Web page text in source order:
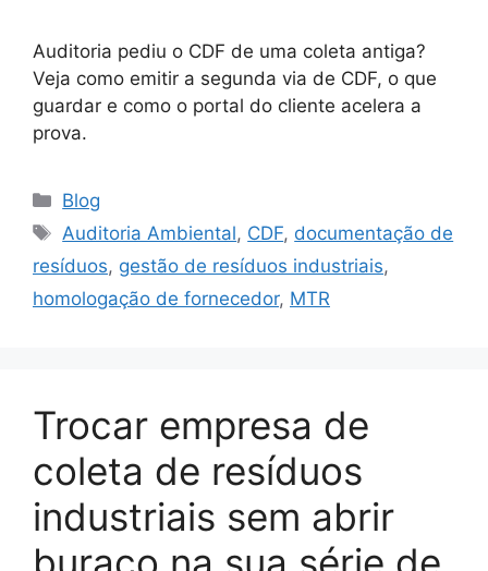
Auditoria pediu o CDF de uma coleta antiga?
Veja como emitir a segunda via de CDF, o que
guardar e como o portal do cliente acelera a
prova.
Blog
Auditoria Ambiental, CDF, documentação de
resíduos, gestão de resíduos industriais,
homologação de fornecedor, MTR
Trocar empresa de
coleta de resíduos
industriais sem abrir